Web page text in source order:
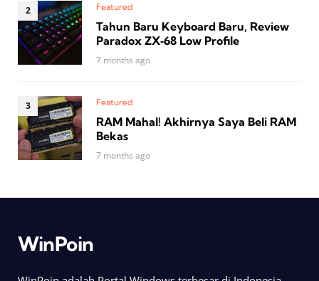
Featured
Tahun Baru Keyboard Baru, Review
Paradox ZX‑68 Low Profile
7 months ago
Featured
RAM Mahal! Akhirnya Saya Beli RAM
Bekas
7 months ago
WinPoin